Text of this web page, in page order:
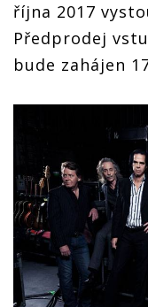
října 2017
Předprodej
bude zahájen